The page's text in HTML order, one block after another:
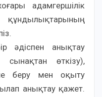
адамгершілік
әдіспен анықтау
өткізу),
беру мен оқыту
анықтау қажет.